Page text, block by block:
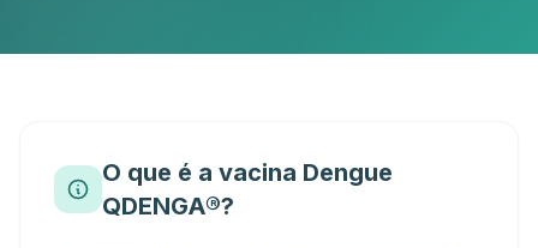
O que é a vacina Dengue
QDENGA®?